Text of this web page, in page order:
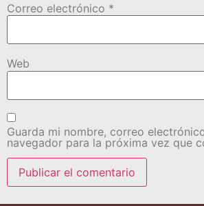
Correo electrónico *
Web
Guarda mi nombre, correo
navegador para la próxima vez que